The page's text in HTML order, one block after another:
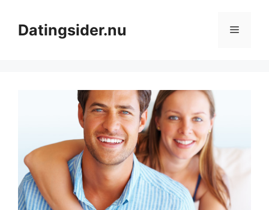
indholdDatingsider.nu Menu